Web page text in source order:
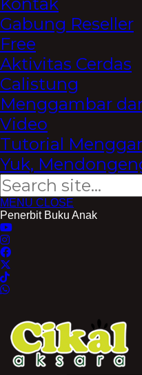
Gabung Reseller
Free
Aktivitas Cerdas
Calistung
Menggambar
Video
Tutorial
Yuk,
MENU CLOSE
Penerbit Buku Anak